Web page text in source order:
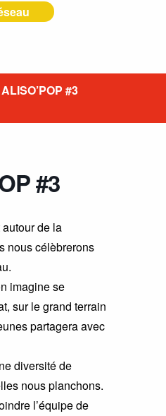
ALISO’POP #3
#3
autour de la
nous célèbrerons
imagine se
sur le grand terrain
partagera avec
diversité de
nous planchons.
l’équipe de